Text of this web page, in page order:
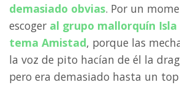
demasiado obvias. Por un
escoger al grupo mallorquín Isla
tema Amistad, porque las
la voz de pito hacían de él la
pero era demasiado hasta un